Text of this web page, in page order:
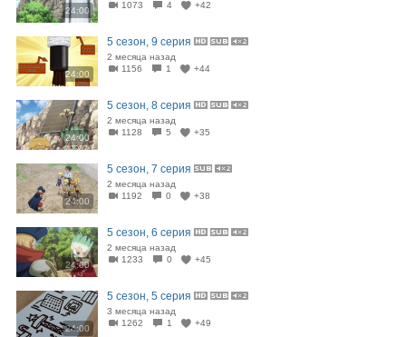
24:00
1073
4 +42
24:00
5 сезон, 9 серия
2 месяца назад
1156
1 +44
24:00
5 сезон, 8 серия
2 месяца назад
1128
5 +35
24:00
5 сезон, 7 серия
2 месяца назад
1192
0 +38
24:00
5 сезон, 6 серия
2 месяца назад
1233
0 +45
24:00
5 сезон, 5 серия
3 месяца назад
1262
1 +49